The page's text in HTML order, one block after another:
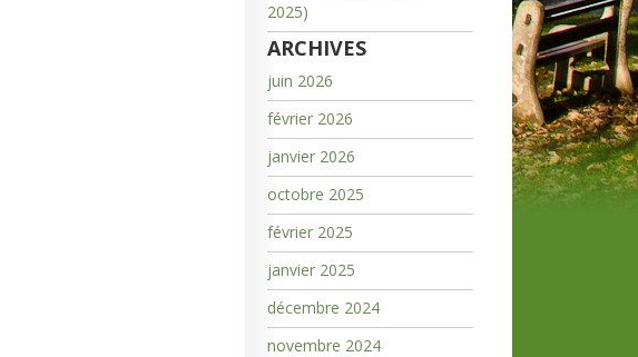
2025)
ARCHIVES
juin 2026
février 2026
janvier 2026
octobre 2025
février 2025
janvier 2025
décembre 2024
novembre 2024